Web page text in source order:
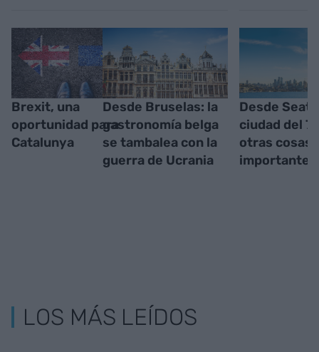
Brexit, una
oportunidad para
Catalunya
Desde Bruselas: la
gastronomía belga
se tambalea con la
guerra de Ucrania
Desde
ciudad del
otras cosas
importantes
LOS MÁS LEÍDOS